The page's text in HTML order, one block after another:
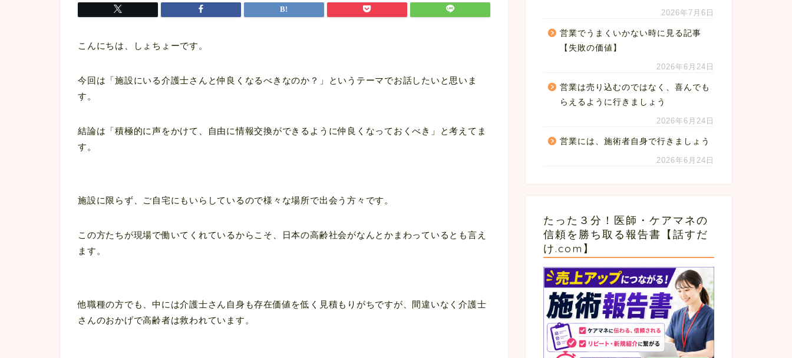
こんにちは、しょちょーです。
今回は「施設にいる介護士さんと仲良くなるべきなのか？」というテーマでお話したいと思いま
す。
結論は「積極的に声をかけて、自由に情報交換ができるように仲良くなっておくべき」と考えてま
す。
施設に限らず、ご自宅にもいらしているので様々な場所で出会う方々です。
この方たちが現場で働いてくれているからこそ、日本の高齢社会がなんとかまわっているとも言え
ます。
他職種の方でも、中には介護士さん自身も存在価値を低く見積もりがちですが、間違いなく介護士
さんのおかげで高齢者は救われています。
2026年7月6日
営業でうまくいかない時に見る記事
【失敗の価値】
2026年6月24日
営業は売り込むのではなく、喜んでも
らえるように行きましょう
2026年6月24日
営業には、施術者自身で行きましょう
2026年6月24日
たった３分！医師・ケアマネの
信頼を勝ち取る報告書【話すだ
け.com】